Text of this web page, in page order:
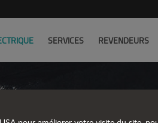
SERVICES REVENDEURS